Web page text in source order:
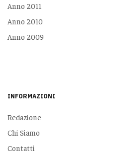
Anno 2011
Anno 2010
Anno 2009
INFORMAZIONI
Redazione
Chi Siamo
Contatti